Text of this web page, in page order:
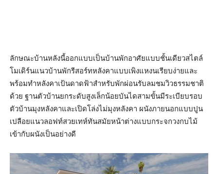
ลักษณะบ้านหลังนี้ออกแบบเป็นบ้านพักอาศัยแบบชั้นเดียวสไตล์
โมเดิร์นแนวบ้านพักรีสอร์ทหลังคาแบบเพิงแหงนเรียบง่ายและ
พร้อมทำหลังคาเป้นดาดฟ้าสำหรับพักผ่อนรับลมชมวิวธรรมชาติ
ด้วย ฐานตัวบ้านยกระดับสูงเล็กน้อยบันไดสามขั้นมีระเบียบรอบ
ตัวบ้านมุงหลังคาและเปิดโล่งไม่มุงหลังคา ผนังภายนอกแบบปูน
เปลือยแนวลอฟท์สวยเทห์ทันสมัยหน้าต่างแบบกระจกวงกบไม้
เข้ากับผนังเป็นอย่างดี